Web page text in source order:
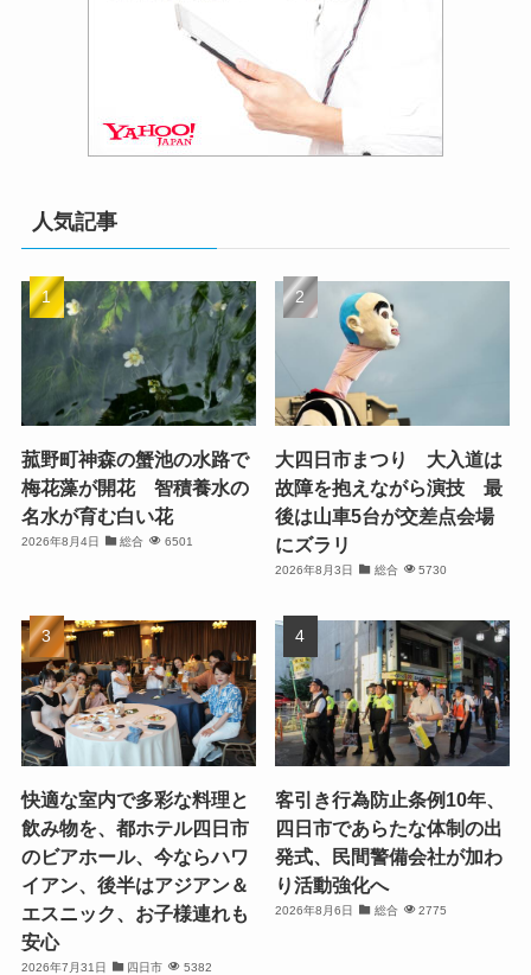
人気記事
菰野町神森の蟹池の水路で
梅花藻が開花 智積養水の
名水が育む白い花
2026年8月4日 総合 6501
大四日市まつり 大入道は
故障を抱えながら演技 最
後は山車5台が交差点会場
にズラリ
2026年8月3日 総合 5730
快適な室内で多彩な料理と
飲み物を、都ホテル四日市
のビアホール、今ならハワ
イアン、後半はアジアン＆
エスニック、お子様連れも
安心
2026年7月31日 四日市 5382
客引き行為防止条例10年、
四日市であらたな体制の出
発式、民間警備会社が加わ
り活動強化へ
2026年8月6日 総合 2775